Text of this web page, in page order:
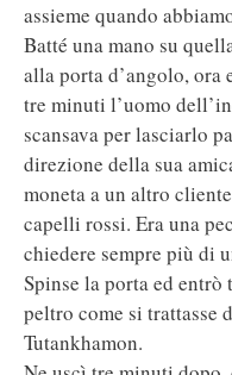
assieme quando
Batté una mano su
alla porta d’angolo,
tre minuti l’uomo
scansava per lasciarlo
direzione della sua
moneta a un altro
capelli rossi. Era una
chiedere sempre più di
Spinse la porta ed entrò
peltro come si trattasse
Tutankhamon.